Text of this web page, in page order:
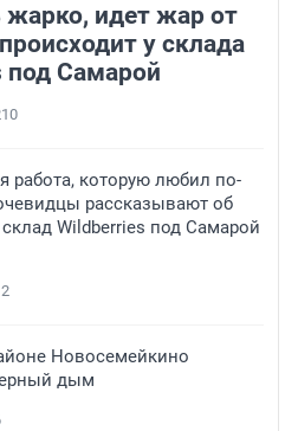
жарко, идет жар от
у склада
под Самарой
работа, которую любил по-
рассказывают об
Wildberries под Самарой
Новосемейкино
дым